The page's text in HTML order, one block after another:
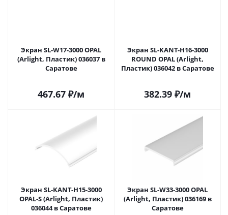
Экран SL-W17-3000 OPAL
(Arlight, Пластик) 036037 в
Саратове
467.67 ₽/м
Экран SL-KANT-H16-3000
ROUND OPAL (Arlight,
Пластик) 036042 в Саратове
382.39 ₽/м
Экран SL-KANT-H15-3000
OPAL-S (Arlight, Пластик)
036044 в Саратове
Экран SL-W33-3000 OPAL
(Arlight, Пластик) 036169 в
Саратове